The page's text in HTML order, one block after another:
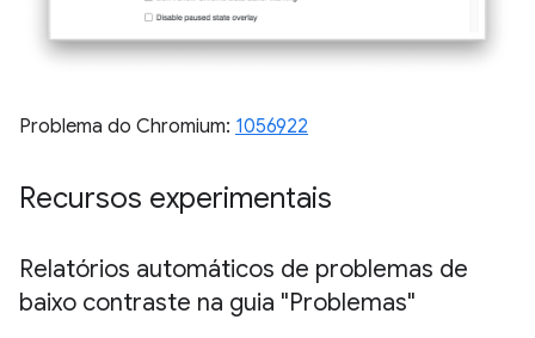
Problema do Chromium: 1056922
Recursos experimentais
Relatórios automáticos de problemas de
baixo contraste na guia "Problemas"